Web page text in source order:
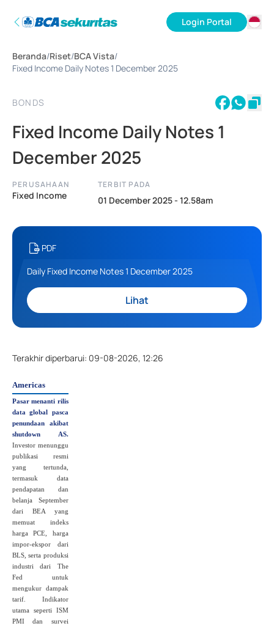
Login Portal
Beranda/Riset/BCA Vista/
Fixed Income Daily Notes 1 December 2025
BONDS
Fixed Income Daily Notes 1
December 2025
PERUSAHAAN
Fixed Income
TERBIT PADA
01 December 2025 - 12.58am
PDF
Daily Fixed Income Notes 1 December 2025
Lihat
Terakhir diperbarui: 09-08-2026, 12:26
Americas
Pasar menanti rilis
data global pasca
penundaan akibat
shutdown AS.
Investor menunggu
publikasi resmi
yang tertunda,
termasuk data
pendapatan dan
belanja September
dari BEA yang
memuat indeks
harga PCE, harga
impor-ekspor dari
BLS, serta produksi
industri dari The
Fed untuk
mengukur dampak
tarif. Indikator
utama seperti ISM
PMI dan survei